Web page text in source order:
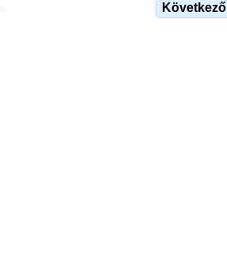
Következő